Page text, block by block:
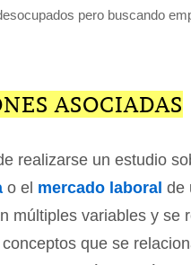
pero buscando
ASOCIADAS
realizarse un estudio
o el mercado laboral de
múltiples variables y se
que se